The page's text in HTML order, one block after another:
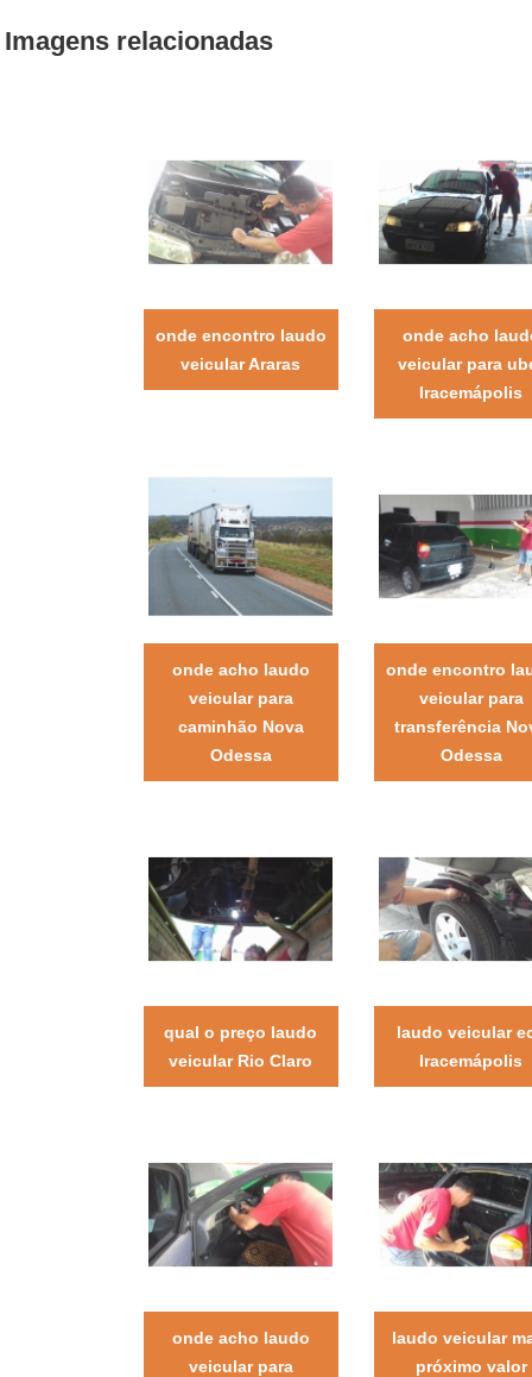
Imagens relacionadas
onde encontro laudo
veicular Araras
onde acho
veicular para
Iracemápolis
onde acho laudo
veicular para
caminhão Nova
Odessa
onde encontro
veicular para
transferência
Odessa
qual o preço laudo
veicular Rio Claro
laudo veicular
Iracemápolis
onde acho laudo
veicular para
laudo veicular
próximo valor